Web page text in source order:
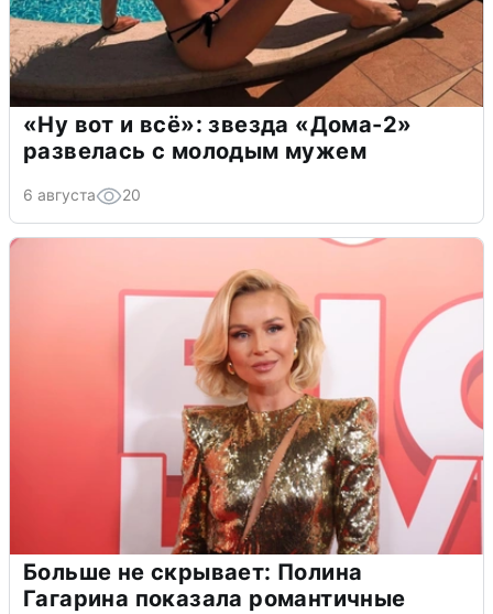
«Ну вот и всё»: звезда «Дома-2»
развелась с молодым мужем
6 августа 20
Больше не скрывает: Полина
Гагарина показала романтичные